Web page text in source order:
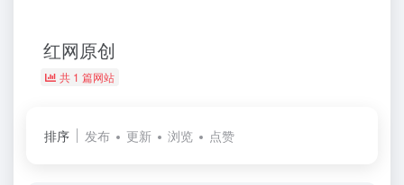
红网原创
共 1 篇网站
排序 发布 更新 浏览 点赞